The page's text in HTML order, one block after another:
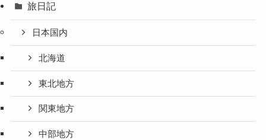
旅日記
日本国内
北海道
東北地方
関東地方
中部地方